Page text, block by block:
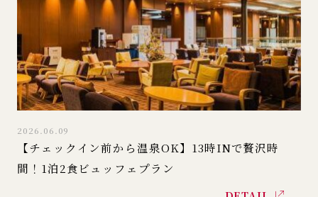
2026.06.09
【チェックイン前から温泉OK】13時INで贅沢時
間！1泊2食ビュッフェプラン